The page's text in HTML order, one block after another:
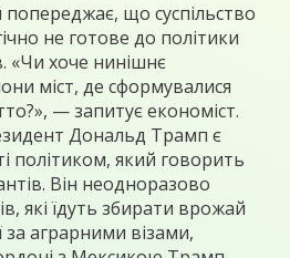
що суспільство
не готове до політики
«Чи хоче нинішнє
міст, де сформувалися
— запитує економіст.
Дональд Трамп є
політиком, який говорить
Він неодноразово
які їдуть збирати врожай
за аграрними візами,